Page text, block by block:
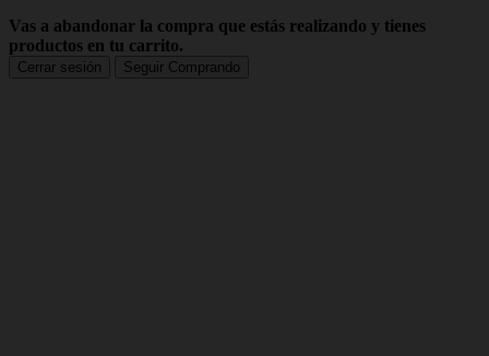
Vas a abandonar la compra que estás realizando y tienes
productos en tu carrito.
Cerrar sesión Seguir Comprando